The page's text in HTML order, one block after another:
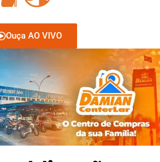
Ouça AO VIVO